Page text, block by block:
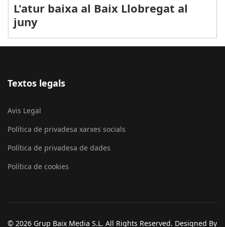
L'atur baixa al Baix Llobregat al
juny
Textos legals
Avis Legal
Política de privadesa xarxes socials
Política de privadesa de dades
Política de cookies
© 2026 Grup Baix Media S.L. All Rights Reserved. Designed By